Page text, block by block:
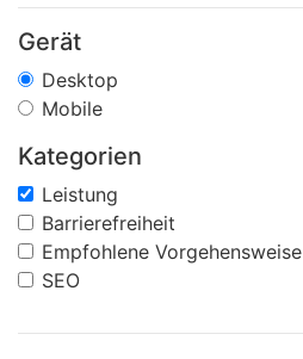
Gerät
Desktop
Mobile
Kategorien
Leistung
Barrierefreiheit
Empfohlene Vorgehensweise
SEO